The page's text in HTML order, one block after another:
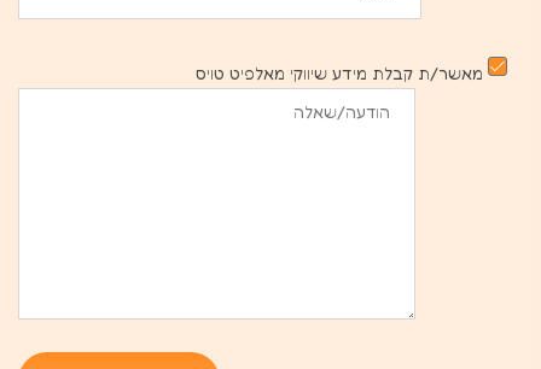
מאשר/ת קבלת מידע שיווקי מאלפיט טויס